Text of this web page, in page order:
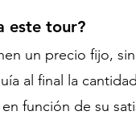
este tour?
un precio fijo,
al final la
función de su